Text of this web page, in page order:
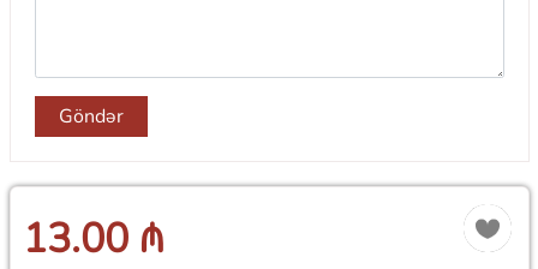
Göndər
13.00 ₼